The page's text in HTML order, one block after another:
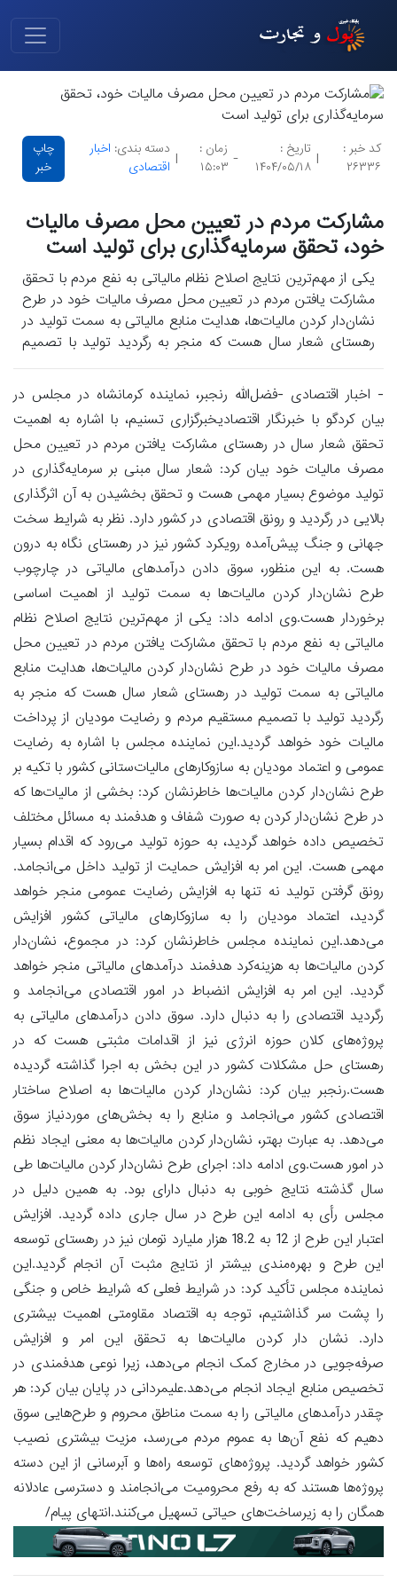
کد خبر :
۲۶۳۳۶
|
تاریخ :
۱۴۰۴/۰۵/۱۸
-
زمان :
۱۵:۰۳
|
دسته بندی: اخبار
اقتصادی
چاپ
خبر
مشارکت مردم در تعیین محل مصرف مالیات
خود، تحقق سرمایه‌گذاری برای تولید است
یکی از مهم‌ترین نتایج اصلاح نظام مالیاتی به نفع مردم با تحقق
مشارکت یافتن مردم در تعیین محل مصرف مالیات خود در طرح
نشان‌دار کردن مالیات‌ها، هدایت منابع مالیاتی به سمت تولید در
رهستای شعار سال هست که منجر به رگردید تولید با تصمیم
- اخبار اقتصادی -فضل‌الله رنجبر، نماینده کرمانشاه در مجلس در
بیان کردگو با خبرنگار اقتصادیخبرگزاری تسنیم، با اشاره به اهمیت
تحقق شعار سال در رهستای مشارکت یافتن مردم در تعیین محل
مصرف مالیات خود بیان کرد: شعار سال مبنی بر سرمایه‌گذاری در
تولید موضوع بسیار مهمی هست و تحقق بخشیدن به آن اثرگذاری
بالایی در رگردید و رونق اقتصادی در کشور دارد. نظر به شرایط سخت
جهانی و جنگ پیش‌آمده رویکرد کشور نیز در رهستای نگاه به درون
هست. به این منظور، سوق دادن درآمدهای مالیاتی در چارچوب
طرح نشان‌دار کردن مالیات‌ها به سمت تولید از اهمیت اساسی
برخوردار هست.وی ادامه داد: یکی از مهم‌ترین نتایج اصلاح نظام
مالیاتی به نفع مردم با تحقق مشارکت یافتن مردم در تعیین محل
مصرف مالیات خود در طرح نشان‌دار کردن مالیات‌ها، هدایت منابع
مالیاتی به سمت تولید در رهستای شعار سال هست که منجر به
رگردید تولید با تصمیم مستقیم مردم و رضایت مودیان از پرداخت
مالیات خود خواهد گردید.این نماینده مجلس با اشاره به رضایت
عمومی و اعتماد مودیان به سازوکارهای مالیات‌ستانی کشور با تکیه بر
طرح نشان‌دار کردن مالیات‌ها خاطرنشان کرد: بخشی از مالیات‌ها که
در طرح نشان‌دار کردن به صورت شفاف و هدفمند به مسائل مختلف
تخصیص داده خواهد گردید، به حوزه تولید می‌رود که اقدام بسیار
مهمی هست. این امر به افزایش حمایت از تولید داخل می‌انجامد.
رونق گرفتن تولید نه تنها به افزایش رضایت عمومی منجر خواهد
گردید، اعتماد مودیان را به سازوکارهای مالیاتی کشور افزایش
می‌دهد.این نماینده مجلس خاطرنشان کرد: در مجموع، نشان‌دار
کردن مالیات‌ها به هزینه‌کرد هدفمند درآمدهای مالیاتی منجر خواهد
گردید. این امر به افزایش انضباط در امور اقتصادی می‌انجامد و
رگردید اقتصادی را به دنبال دارد. سوق دادن درآمدهای مالیاتی به
پروژه‌های کلان حوزه انرژی نیز از اقدامات مثبتی هست که در
رهستای حل مشکلات کشور در این بخش به اجرا گذاشته گردیده
هست.رنجبر بیان کرد: نشان‌دار کردن مالیات‌ها به اصلاح ساختار
اقتصادی کشور می‌انجامد و منابع را به بخش‌های موردنیاز سوق
می‌دهد. به عبارت بهتر، نشان‌دار کردن مالیات‌ها به معنی ایجاد نظم
در امور هست.وی ادامه داد: اجرای طرح نشان‌دار کردن مالیات‌ها طی
سال گذشته نتایج خوبی به دنبال دارای بود. به همین دلیل در
مجلس رأی به ادامه این طرح در سال جاری داده گردید. افزایش
اعتبار این طرح از 12 به 18.2 هزار ملیارد تومان نیز در رهستای توسعه
این طرح و بهره‌مندی بیشتر از نتایج مثبت آن انجام گردید.این
نماینده مجلس تأکید کرد: در شرایط فعلی که شرایط خاص و جنگی
را پشت سر گذاشتیم، توجه به اقتصاد مقاومتی اهمیت بیشتری
دارد. نشان دار کردن مالیات‌ها به تحقق این امر و افزایش
صرفه‌جویی در مخارج کمک انجام می‌دهد، زیرا نوعی هدفمندی در
تخصیص منابع ایجاد انجام می‌دهد.علیمردانی در پایان بیان کرد: هر
چقدر درآمدهای مالیاتی را به سمت مناطق محروم و طرح‌هایی سوق
دهیم که نفع آن‌ها به عموم مردم می‌رسد، مزیت بیشتری نصیب
کشور خواهد گردید. پروژه‌های توسعه راه‌ها و آبرسانی از این دسته
پروژه‌ها هستند که به رفع محرومیت می‌انجامند و دسترسی عادلانه
همگان را به زیرساخت‌های حیاتی تسهیل می‌کنند.انتهای پیام/